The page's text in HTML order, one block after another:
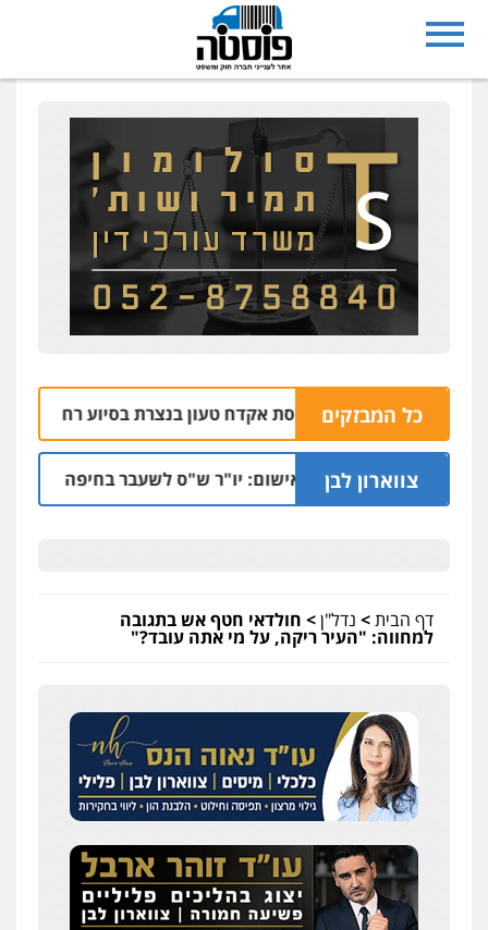
כל המבזקים
צפו: תפיסת אקדח טעון בנצרת בסיוע רחפן משטרתי
צווארון לבן
כתב אישום: יו"ר ש"ס לשעבר בחיפה וסינדיקאט
דף הבית> נדל"ן> חולדאי חטף אש בתגובה
למחווה: "העיר ריקה, על מי אתה עובד?"